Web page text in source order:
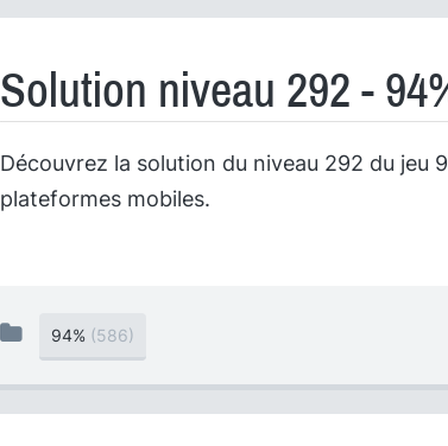
Solution niveau 292 -
Découvrez la solution du niveau 292 du jeu
plateformes mobiles.
94% (586)